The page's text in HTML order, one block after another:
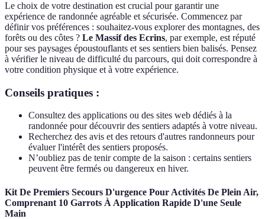
Le choix de votre destination est crucial pour garantir une
expérience de randonnée agréable et sécurisée. Commencez par
définir vos préférences : souhaitez-vous explorer des montagnes, des
forêts ou des côtes ? Le Massif des Ecrins, par exemple, est réputé
pour ses paysages époustouflants et ses sentiers bien balisés. Pensez
à vérifier le niveau de difficulté du parcours, qui doit correspondre à
votre condition physique et à votre expérience.
Conseils pratiques :
Consultez des applications ou des sites web dédiés à la
randonnée pour découvrir des sentiers adaptés à votre niveau.
Recherchez des avis et des retours d'autres randonneurs pour
évaluer l'intérêt des sentiers proposés.
N’oubliez pas de tenir compte de la saison : certains sentiers
peuvent être fermés ou dangereux en hiver.
Kit De Premiers Secours D'urgence Pour Activités De Plein Air,
Comprenant 10 Garrots À Application Rapide D'une Seule
Main